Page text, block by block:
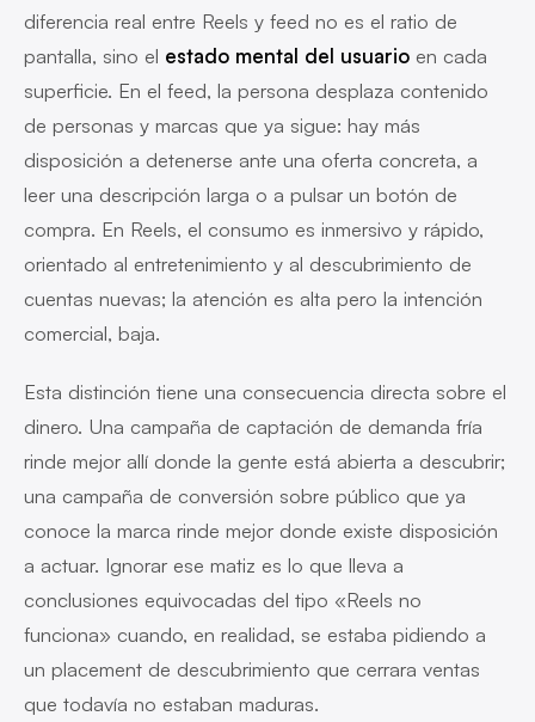
diferencia real entre Reels y feed no es el ratio de
pantalla, sino el estado mental del usuario en cada
superficie. En el feed, la persona desplaza contenido
de personas y marcas que ya sigue: hay más
disposición a detenerse ante una oferta concreta, a
leer una descripción larga o a pulsar un botón de
compra. En Reels, el consumo es inmersivo y rápido,
orientado al entretenimiento y al descubrimiento de
cuentas nuevas; la atención es alta pero la intención
comercial, baja.
Esta distinción tiene una consecuencia directa sobre el
dinero. Una campaña de captación de demanda fría
rinde mejor allí donde la gente está abierta a descubrir;
una campaña de conversión sobre público que ya
conoce la marca rinde mejor donde existe disposición
a actuar. Ignorar ese matiz es lo que lleva a
conclusiones equivocadas del tipo «Reels no
funciona» cuando, en realidad, se estaba pidiendo a
un placement de descubrimiento que cerrara ventas
que todavía no estaban maduras.